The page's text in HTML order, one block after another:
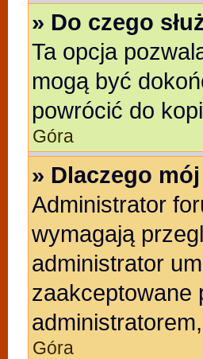
» Do czego
Ta opcja
mogą być
powrócić do
Góra
» Dlaczego
Administrator
wymagają
administrator
zaakceptowane
Góra